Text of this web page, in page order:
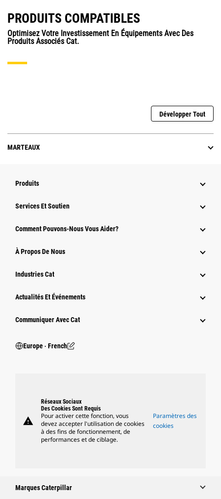
PRODUITS COMPATIBLES
Optimisez Votre Investissement En Équipements Avec Des
Produits Associés Cat.
Développer Tout
MARTEAUX
Produits
Services Et Soutien
Comment Pouvons-Nous Vous Aider?
À Propos De Nous
Industries Cat
Actualités Et Événements
Communiquer Avec Cat
Europe ‧ French
warning
Réseaux Sociaux
Des Cookies Sont Requis
Pour activer cette fonction, vous
devez accepter l'utilisation de cookies
à des fins de fonctionnement, de
performances et de ciblage.
Paramètres des
cookies
Marques Caterpillar